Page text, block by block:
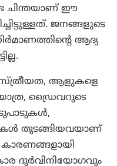
ചിന്തയാണ് ഈ
ജനങ്ങളുടെ
ആദ്യ
ആളുകളെ
ഡ്രൈവറുടെ
തുടങ്ങിയവയാണ്
കാരണങ്ങളായി
ദുർവിനിയോഗവും